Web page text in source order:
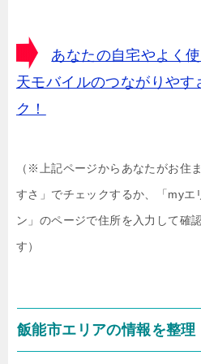
あなたの自宅やよく
天モバイルのつながりやす
ク！
（※上記ページからあなたがお住
すさ」でチェックするか、「myエ
ン」のページで住所を入力して確
す）
飯能市エリアの情報を整理